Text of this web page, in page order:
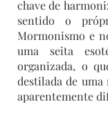
chave de
sentido o
Mormonismo e
uma seita
organizada, o
destilada de uma
aparentemente